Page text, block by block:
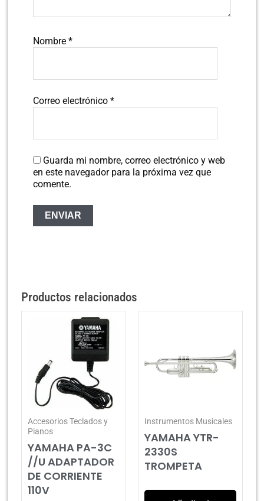
Nombre*
Correo electrónico*
Guarda mi nombre, correo electrónico y web
en este navegador para la próxima vez que
comente.
Productos relacionados
Accesorios Teclados y
Pianos
YAMAHA PA-3C
//U ADAPTADOR
DE CORRIENTE
110V
Instrumentos Musicales
YAMAHA YTR-
2330S
TROMPETA